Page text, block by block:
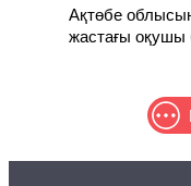
Ақтөбе
жастағы оқушы